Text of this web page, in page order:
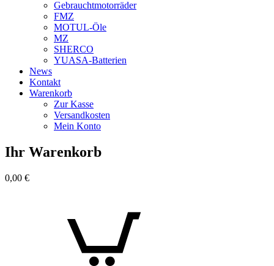
Gebrauchtmotorräder
FMZ
MOTUL-Öle
MZ
SHERCO
YUASA-Batterien
News
Kontakt
Warenkorb
Zur Kasse
Versandkosten
Mein Konto
Ihr Warenkorb
0,00 €